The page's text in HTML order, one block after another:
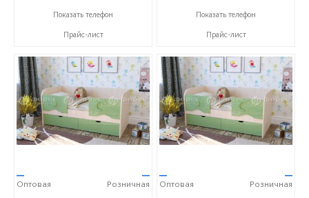
+7 (8412) 21-50-66
Показать телефон
Прайс-лист
+7 (8412) 21-50-66
Показать телефон
Прайс-лист
—
Оптовая
—
Розничная
—
Оптовая
—
Розничная